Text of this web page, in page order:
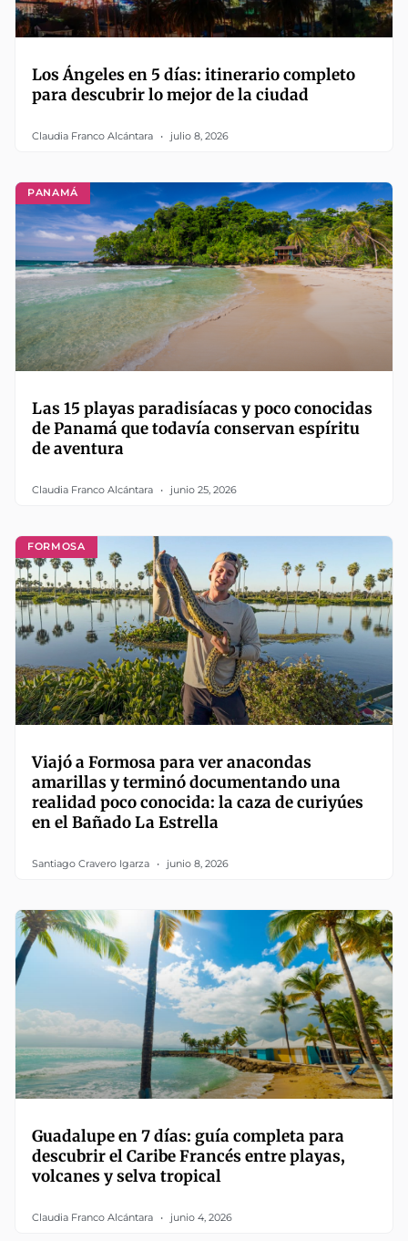
Los Ángeles en 5 días: itinerario completo
para descubrir lo mejor de la ciudad
Claudia Franco Alcántara julio 8, 2026
PANAMÁ
Las 15 playas paradisíacas y poco conocidas
de Panamá que todavía conservan espíritu
de aventura
Claudia Franco Alcántara junio 25, 2026
FORMOSA
Viajó a Formosa para ver anacondas
amarillas y terminó documentando una
realidad poco conocida: la caza de curiyúes
en el Bañado La Estrella
Santiago Cravero Igarza junio 8, 2026
Guadalupe en 7 días: guía completa para
descubrir el Caribe Francés entre playas,
volcanes y selva tropical
Claudia Franco Alcántara junio 4, 2026